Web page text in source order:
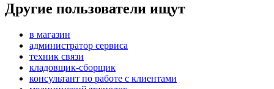
Другие пользователи ищут
в магазин
администратор сервиса
техник связи
кладовщик-сборщик
консультант по работе с клиентами